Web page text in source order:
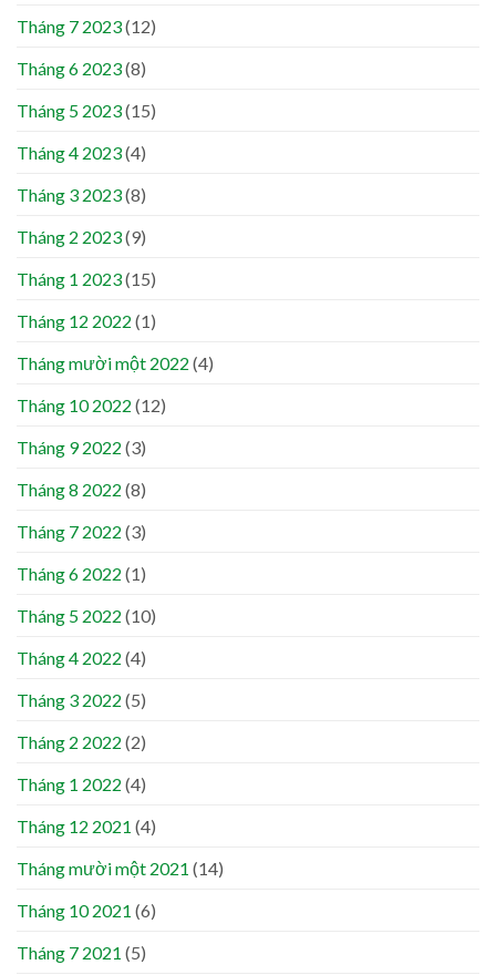
Tháng 7 2023(12)
Tháng 6 2023(8)
Tháng 5 2023(15)
Tháng 4 2023(4)
Tháng 3 2023(8)
Tháng 2 2023(9)
Tháng 1 2023(15)
Tháng 12 2022 (1)
Tháng mười một 2022 (4)
Tháng 10 2022 (12)
Tháng 9 2022 (3)
Tháng 8 2022 (8)
Tháng 7 2022 (3)
Tháng 6 2022 (1)
Tháng 5 2022 (10)
Tháng 4 2022 (4)
Tháng 3 2022 (5)
Tháng 2 2022 (2)
Tháng 1 2022 (4)
Tháng 12 2021 (4)
Tháng mười một 2021 (14)
Tháng 10 2021 (6)
Tháng 7 2021 (5)